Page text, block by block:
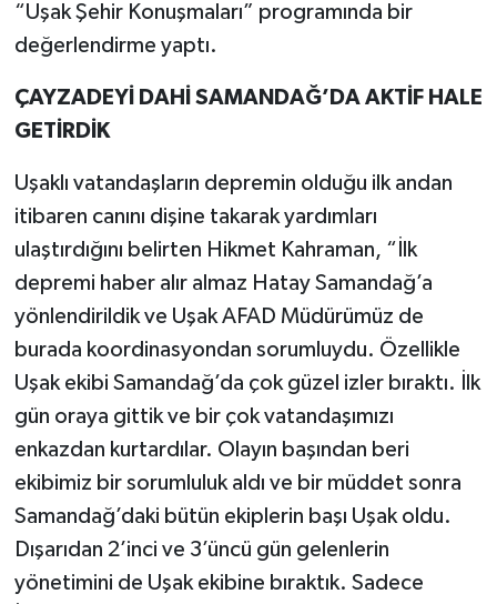
“Uşak Şehir Konuşmaları” programında bir
değerlendirme yaptı.
ÇAYZADEYİ DAHİ SAMANDAĞ’DA AKTİF HALE
GETİRDİK
Uşaklı vatandaşların depremin olduğu ilk andan
itibaren canını dişine takarak yardımları
ulaştırdığını belirten Hikmet Kahraman, “İlk
depremi haber alır almaz Hatay Samandağ’a
yönlendirildik ve Uşak AFAD Müdürümüz de
burada koordinasyondan sorumluydu. Özellikle
Uşak ekibi Samandağ’da çok güzel izler bıraktı. İlk
gün oraya gittik ve bir çok vatandaşımızı
enkazdan kurtardılar. Olayın başından beri
ekibimiz bir sorumluluk aldı ve bir müddet sonra
Samandağ’daki bütün ekiplerin başı Uşak oldu.
Dışarıdan 2’inci ve 3’üncü gün gelenlerin
yönetimini de Uşak ekibine bıraktık. Sadece